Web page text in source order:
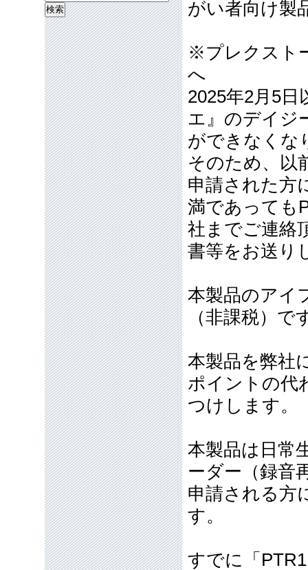
がい者向け製
※プレクスト
へ
2025年2月5
エ』のデイジ
ができなくな
そのため、以
申請された方
満であっても
社までご連絡
書等をお送り
本製品のアイ
（非課税）で
本製品を弊社
ポイントの代
つけします。
本製品は日常
ーダー（録音
申請される方
す。
すでに「
索: